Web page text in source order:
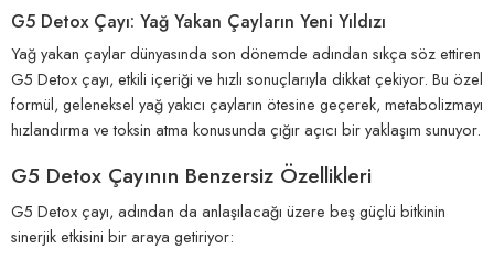
G5 Detox Çayı: Yağ Yakan Çayların Yeni Yıldızı
Yağ yakan çaylar dünyasında son dönemde adından sıkça söz ettiren
G5 Detox çayı, etkili içeriği ve hızlı sonuçlarıyla dikkat çekiyor. Bu özel
formül, geleneksel yağ yakıcı çayların ötesine geçerek, metabolizmayı
hızlandırma ve toksin atma konusunda çığır açıcı bir yaklaşım sunuyor.
G5 Detox Çayının Benzersiz Özellikleri
G5 Detox çayı, adından da anlaşılacağı üzere beş güçlü bitkinin
sinerjik etkisini bir araya getiriyor: